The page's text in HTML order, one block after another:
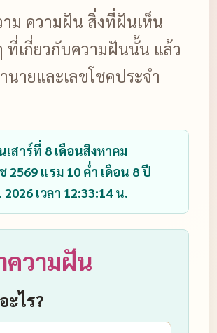
ม ความฝัน สิ่งที่ฝันเห็น
ที่เกี่ยวกับความฝันนั้น แล้ว
ายและเลขโชคประจำ
สาร์ที่ 8 เดือนสิงหาคม
2569 แรม 10 ค่ำ เดือน 8 ปี
2026 เวลา 12:33:14 น.
วามฝัน
ะไร?